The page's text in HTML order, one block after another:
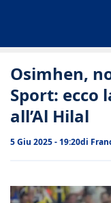
Osimhen,
Sport: ecco
all’Al Hilal
5 Giu 2025 - 19:20di